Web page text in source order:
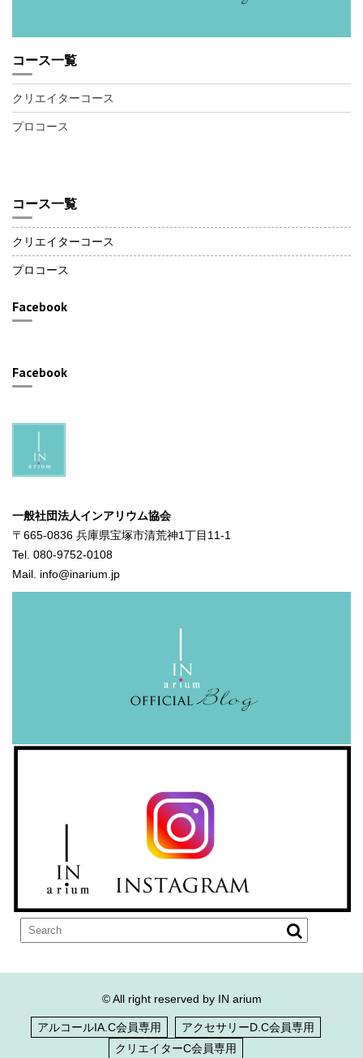
コース一覧
クリエイターコース
プロコース
コース一覧
クリエイターコース
プロコース
Facebook
Facebook
一般社団法人インアリウム協会
〒665-0836 兵庫県宝塚市清荒神1丁目11-1
Tel. 080-9752-0108
Mail. info@inarium.jp
© All right reserved by IN arium
アルコールIA.C会員専用
アクセサリーD.C会員専用
クリエイターC会員専用